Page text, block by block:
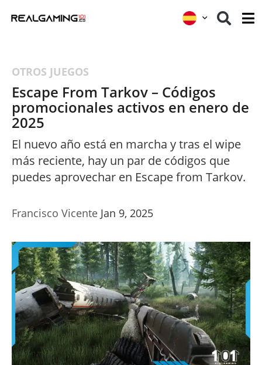
OTROS JUEGOS
Escape From Tarkov – Códigos
promocionales activos en enero de
2025
El nuevo año está en marcha y tras el wipe
más reciente, hay un par de códigos que
puedes aprovechar en Escape from Tarkov.
Francisco Vicente Jan 9, 2025